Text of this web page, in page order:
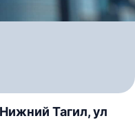
Тагил, ул